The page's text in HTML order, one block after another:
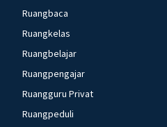
Ruangbaca
Ruangkelas
Ruangbelajar
Ruangpengajar
Ruangguru Privat
Ruangpeduli